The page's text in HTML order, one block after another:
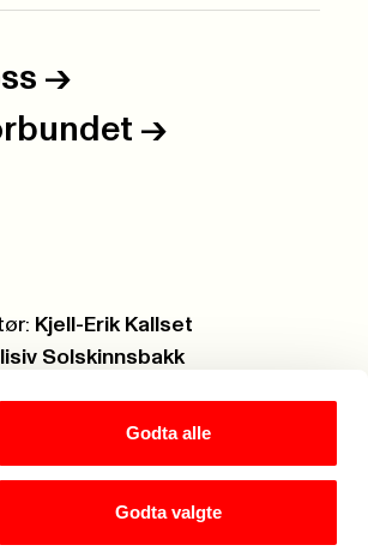
Godta alle
Godta valgte
->
->
Kjell-Erik Kallset
Solskinnsbakk